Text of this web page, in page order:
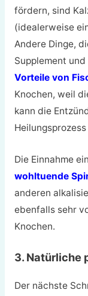
fördern, sind
(idealerweise
Andere Dinge,
Supplement
Vorteile von
Knochen, weil
kann die
Die Einnahme
wohltuende
anderen
ebenfalls sehr
Knochen.
3. Natürliche
Der nächste